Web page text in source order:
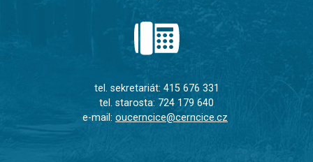
tel. sekretariát: 415 676 331
tel. starosta: 724 179 640
e-mail: oucerncice@cerncice.cz